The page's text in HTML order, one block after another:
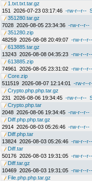
1.txt.txt.tar.gz
151
2026-07-23 03:17:46 -rw-r--r--
351280.tar.gz
7028 2026-08-05 23:34:36 -rw-r--r--
351280.zip
48259 2026-08-08 20:49:07 -rw-r--r--
613885.tar.gz
13243 2026-08-08 04:35:23 -rw-r--r--
613885.zip
74961
2026-08-05 23:31:02 -rw-r--r--
Core.zip
511519 2026-08-07 12:14:01 -rw-r--
Crypto.php.php.tar.gz
231
2026-08-06 19:34:45 -rw-r--r--
Crypto.php.tar
2048 2026-08-06 19:34:45 -rw-r--r--
Diff.php.php.tar.gz
2914 2026-08-03 05:26:46 -rw-r--r--
Diff.php.tar
13824 2026-08-03 05:26:46 -rw-r--r--
Diff.tar
50176 2026-08-03 19:31:05 -rw-r--r--
Diff.tar.gz
10469 2026-08-03 19:31:05 -rw-r--r--
File.php.php.tar.gz